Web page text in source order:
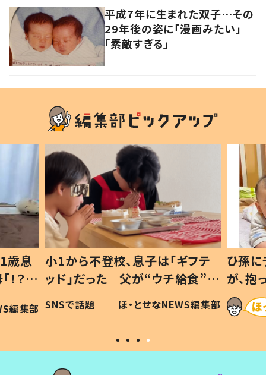
平成7年に生まれた双子…その
29年後の姿に「漫画みたい」
「素敵すぎる」
歳息
？」
編集部
小1から不登校、息子は「ギフテ
ッド」だった 父が“ウチ給食”を
作り続ける理由とは #令和の親
#令和の子
SNSで話題 ほ・とせなNEWS編集部
ひ孫
が、
「涙が
い」